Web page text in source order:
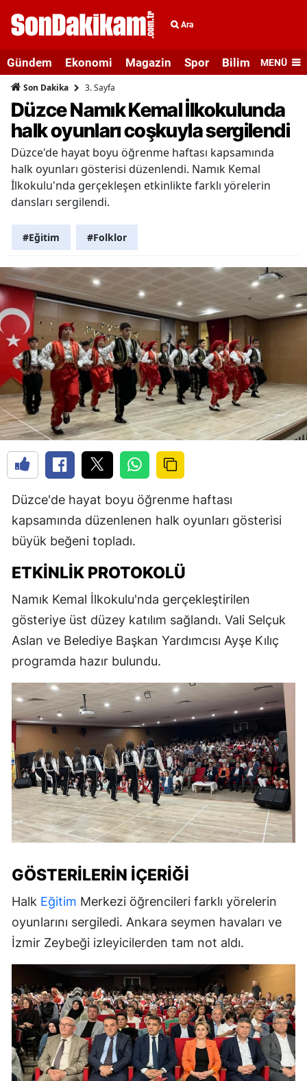
Ara
Gündem Ekonomi Magazin Spor Bilim veMENÜ
Son Dakika 3. Sayfa
Düzce Namık Kemal İlkokulunda
halk oyunları coşkuyla sergilendi
Düzce'de hayat boyu öğrenme haftası kapsamında
halk oyunları gösterisi düzenlendi. Namık Kemal
İlkokulu'nda gerçekleşen etkinlikte farklı yörelerin
dansları sergilendi.
#Eğitim #Folklor
Düzce'de hayat boyu öğrenme haftası
kapsamında düzenlenen halk oyunları gösterisi
büyük beğeni topladı.
ETKINLIK PROTOKOLÜ
Namık Kemal İlkokulu'nda gerçekleştirilen
gösteriye üst düzey katılım sağlandı. Vali Selçuk
Aslan ve Belediye Başkan Yardımcısı Ayşe Kılıç
programda hazır bulundu.
GÖSTERILERIN İÇERIĞI
Halk Eğitim Merkezi öğrencileri farklı yörelerin
oyunlarını sergiledi. Ankara seymen havaları ve
İzmir Zeybeği izleyicilerden tam not aldı.